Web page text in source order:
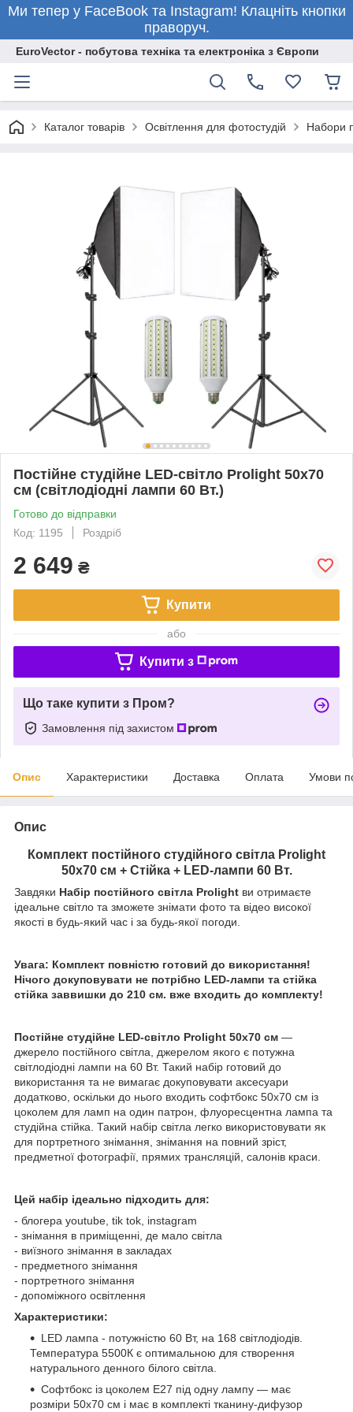
Ми тепер у FaceBook та Instagram! Клацніть кнопки
праворуч.
EuroVector - побутова техніка та електроніка з Європи
Каталог товарів Освітлення для фотостудій Набори
Постійне студійне LED-світло Prolight 50х70
см (світлодіодні лампи 60 Вт.)
Готово до відправки
Код: 1195
Роздріб
2 649 ₴
Купити
або
Купити з
Що таке купити з Пром?
Замовлення під захистом
Опис Характеристики Доставка Оплата Умови
Опис
Комплект постійного студійного світла Prolight
50х70 см + Стійка + LED-лампи 60 Вт.
Завдяки Набір постійного світла Prolight ви отримаєте
ідеальне світло та зможете знімати фото та відео високої
якості в будь-який час і за будь-якої погоди.
Увага: Комплект повністю готовий до використання!
Нічого докуповувати не потрібно LED-лампи та стійка
стійка заввишки до 210 см. вже входить до комплекту!
Постійне студійне LED-світло Prolight 50х70 см —
джерело постійного світла, джерелом якого є потужна
світлодіодні лампи на 60 Вт. Такий набір готовий до
використання та не вимагає докуповувати аксесуари
додатково, оскільки до нього входить софтбокс 50x70 см із
цоколем для ламп на один патрон, флуоресцентна лампа та
студійна стійка. Такий набір світла легко використовувати як
для портретного знімання, знімання на повний зріст,
предметної фотографії, прямих трансляцій, салонів краси.
Цей набір ідеально підходить для:
- блогера youtube, tik tok, instagram
- знімання в приміщенні, де мало світла
- виїзного знімання в закладах
- предметного знімання
- портретного знімання
- допоміжного освітлення
Характеристики:
LED лампа - потужністю 60 Вт, на 168 світлодіодів.
Температура 5500К є оптимальною для створення
натурального денного білого світла.
Софтбокс із цоколем E27 під одну лампу — має
розміри 50x70 см і має в комплекті тканину-дифузор